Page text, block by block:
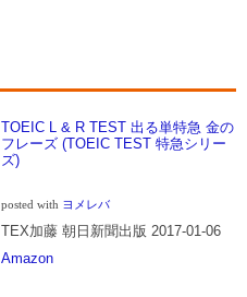
TOEIC L & R TEST 出る単特急 金の
フレーズ (TOEIC TEST 特急シリー
ズ)
posted with ヨメレバ
TEX加藤 朝日新聞出版 2017-01-06
Amazon